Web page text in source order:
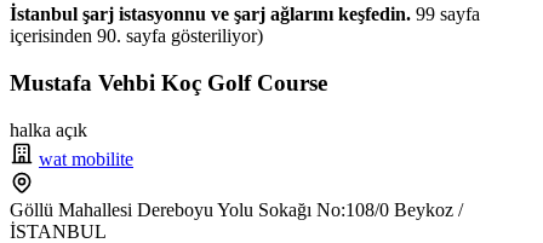
İstanbul şarj istasyonnu ve şarj ağlarını keşfedin. 99 sayfa
içerisinden 90. sayfa gösteriliyor)
Mustafa Vehbi Koç Golf Course
halka açık
wat mobilite
Göllü Mahallesi Dereboyu Yolu Sokağı No:108/0 Beykoz /
İSTANBUL